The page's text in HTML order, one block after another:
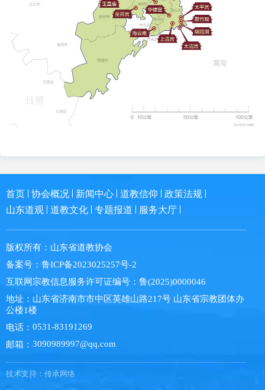
首页 协会概况 新闻中心 道教信仰
政策法规
山东道观
道教文化 专题报道 服务大厅
版权所有： 山东省道教协会
备案号： 鲁ICP备2023025257号-2
互联网宗教信息服务许可证编号： 鲁(2025)0000046
地址： 山东省济南市市中区英雄山路217号 山东省宗教团体办
公楼1楼
电话： 0531-83191269
邮箱： 3090989997@qq.com
技术支持： 传承网络